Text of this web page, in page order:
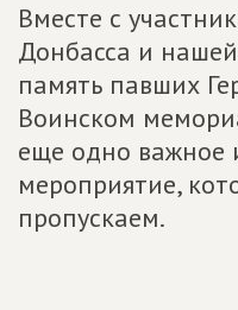
Вместе с
Донбасса и
память павших
Воинском
еще одно важное
мероприятие,
пропускаем.